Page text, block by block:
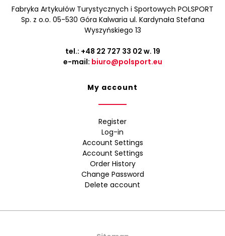
Fabryka Artykułów Turystycznych i Sportowych POLSPORT
Sp. z o.o. 05-530 Góra Kalwaria ul. Kardynała Stefana
Wyszyńskiego 13
tel.: +48 22 727 33 02 w. 19
e-mail: biuro@polsport.eu
My account
Register
Log-in
Account Settings
Account Settings
Order History
Change Password
Delete account